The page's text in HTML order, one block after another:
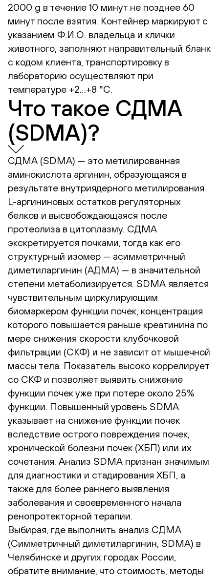
2000 g в течение 10 минут не позднее 60
минут после взятия. Контейнер маркируют с
указанием Ф.И.О. владельца и клички
животного, заполняют направительный бланк
с кодом клиента, транспортировку в
лабораторию осуществляют при
температуре +2…+8 °С.
Что такое СДМА
(SDMA)?
СДМА (SDMA) — это метилированная
аминокислота аргинин, образующаяся в
результате внутриядерного метилирования
L-аргининовых остатков регуляторных
белков и высвобождающаяся после
протеолиза в цитоплазму. СДМА
экскретируется почками, тогда как его
структурный изомер — асимметричный
диметиларгинин (АДМА) — в значительной
степени метаболизируется. SDMA является
чувствительным циркулирующим
биомаркером функции почек, концентрация
которого повышается раньше креатинина по
мере снижения скорости клубочковой
фильтрации (СКФ) и не зависит от мышечной
массы тела. Показатель высоко коррелирует
со СКФ и позволяет выявить снижение
функции почек уже при потере около 25%
функции. Повышенный уровень SDMA
указывает на снижение функции почек
вследствие острого повреждения почек,
хронической болезни почек (ХБП) или их
сочетания. Анализ SDMA признан значимым
для диагностики и стадирования ХБП, а
также для более раннего выявления
заболевания и своевременного начала
ренопротекторной терапии.
Выбирая, где выполнить анализ СДМА
(Симметричный диметиларгинин, SDMA) в
Челябинске и других городах России,
обратите внимание, что стоимость, методы